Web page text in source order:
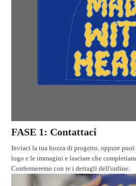
FASE 1: Contattaci
Inviaci la tua bozza di progetto, oppure
logo e le immagini e lasciare che
Confermeremo con te i dettagli dell'ordine.